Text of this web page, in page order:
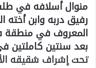
منوال أسلافه في
رفيق دربه وابن
المعروف في منطقة
بعد سنتين كاملتين
تحت إشراف شقيقه